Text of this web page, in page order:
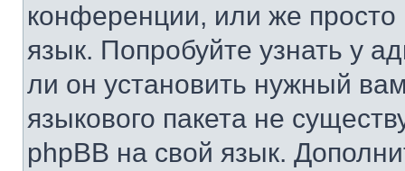
конференции, или же
язык. Попробуйте узнать у
ли он установить нужный
языкового пакета не
phpBB на свой язык.